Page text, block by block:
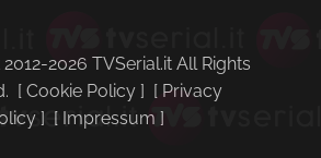
2026 TVSerial.it All Rights
[ Cookie Policy ] [ Privacy
] [ Impressum ]